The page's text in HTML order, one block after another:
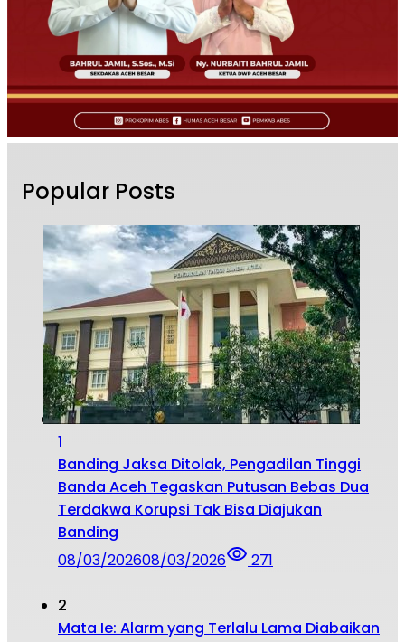
Popular Posts
1
Banding Jaksa Ditolak, Pengadilan Tinggi
Banda Aceh Tegaskan Putusan Bebas Dua
Terdakwa Korupsi Tak Bisa Diajukan
Banding
08/03/202608/03/2026 271
2
Mata Ie: Alarm yang Terlalu Lama Diabaikan